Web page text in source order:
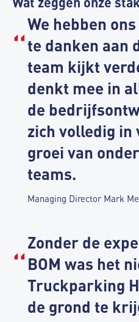
We hebben
te danken aan
team kijkt
denkt mee in
de
zich volledig in
groei van
teams.
Managing Director Mark
Zonder de
BOM was het
Truckparking
de grond te